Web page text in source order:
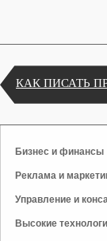
КАК ПИСАТЬ
Бизнес и финансы
Реклама и
Управление и
Высокие